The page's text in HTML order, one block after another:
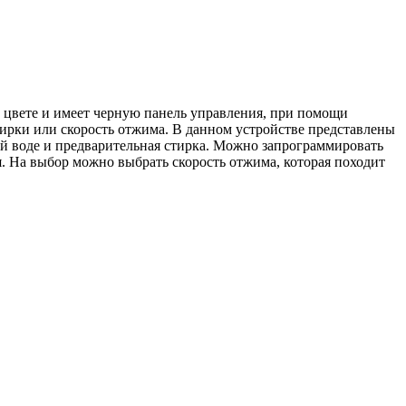
и имеет черную панель управления, при помощи
или скорость отжима. В данном устройстве представлены
и предварительная стирка. Можно запрограммировать
На выбор можно выбрать скорость отжима, которая походит